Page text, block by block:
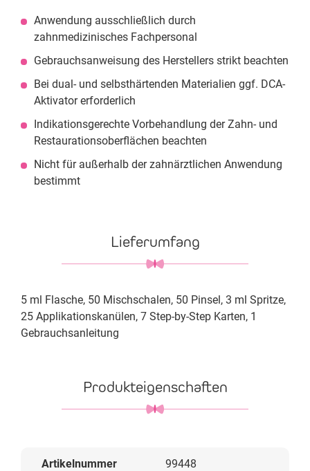
Anwendung ausschließlich durch
zahnmedizinisches Fachpersonal
Gebrauchsanweisung des Herstellers strikt beachten
Bei dual- und selbsthärtenden Materialien ggf. DCA-
Aktivator erforderlich
Indikationsgerechte Vorbehandlung der Zahn- und
Restaurationsoberflächen beachten
Nicht für außerhalb der zahnärztlichen Anwendung
bestimmt
Lieferumfang
5 ml Flasche, 50 Mischschalen, 50 Pinsel, 3 ml Spritze,
25 Applikationskanülen, 7 Step-by-Step Karten, 1
Gebrauchsanleitung
Produkteigenschaften
Artikelnummer 99448